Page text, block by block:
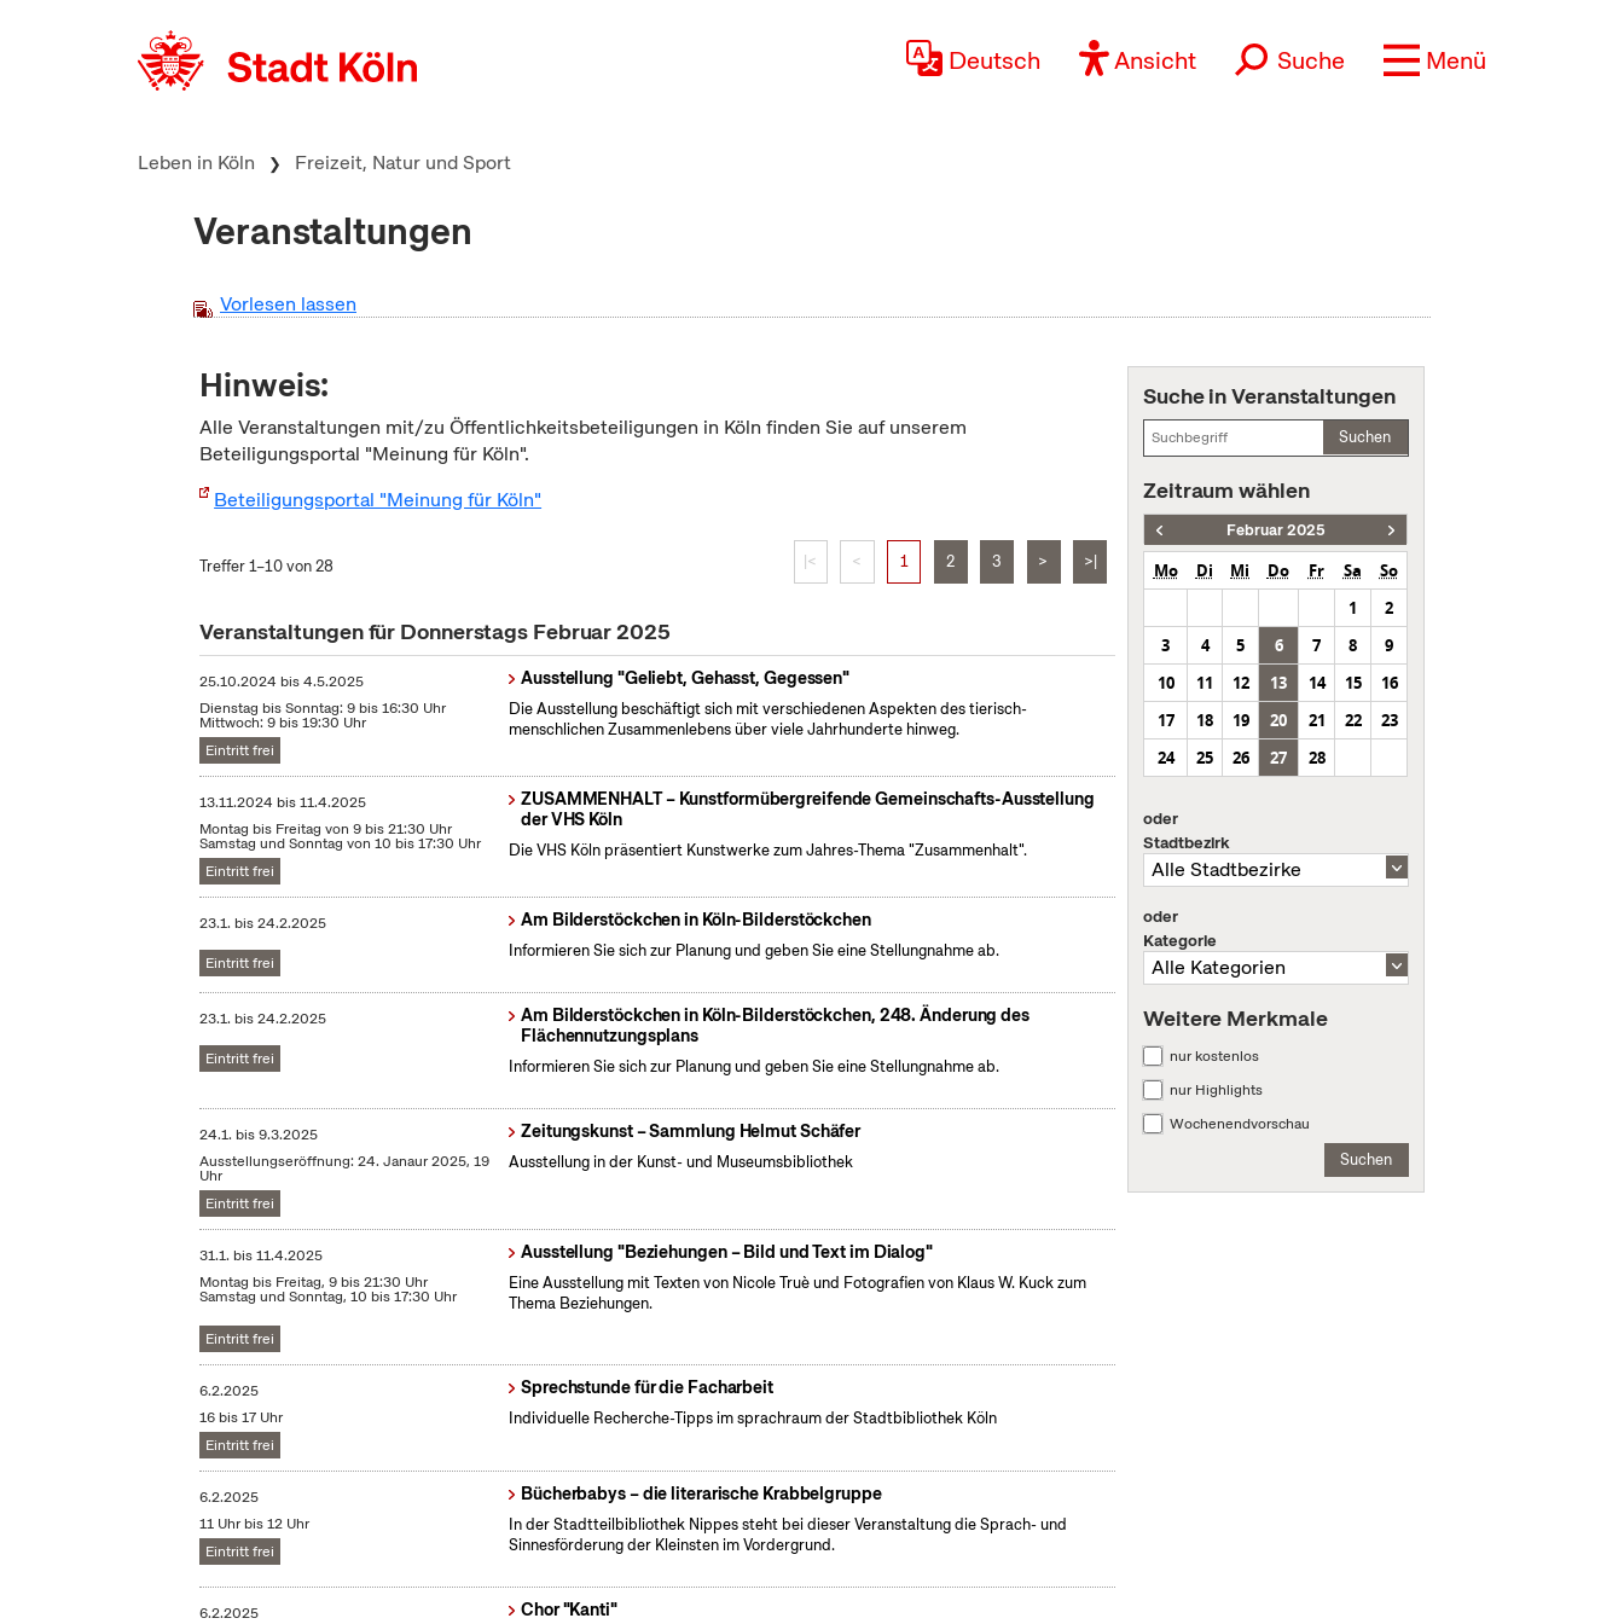
Deutsch Ansicht Suche Menü
Leben in Köln Freizeit, Natur und Sport
Veranstaltungen
Vorlesen lassen
Hinweis:
Alle Veranstaltungen mit/zu Öffentlichkeitsbeteiligungen in Köln finden Sie auf unserem
Beteiligungsportal "Meinung für Köln".
Beteiligungsportal "Meinung für Köln"
Treffer 1–10 von 28 |< < 1 2 3 > >|
Veranstaltungen für Donnerstags Februar 2025
25.10.2024 bis4.5.2025
Dienstag bis Sonntag: 9 bis 16:30 Uhr
Mittwoch: 9 bis 19:30 Uhr
Eintritt frei
Ausstellung "Geliebt, Gehasst, Gegessen"
Die Ausstellung beschäftigt sich mit verschiedenen Aspekten des tierisch-
menschlichen Zusammenlebens über viele Jahrhunderte hinweg.
13.11.2024 bis11.4.2025
Montag bis Freitag von 9 bis 21:30 Uhr
Samstag und Sonntag von 10 bis 17:30 Uhr
Eintritt frei
ZUSAMMENHALT – Kunstformübergreifende Gemeinschafts-Ausstellung
der VHS Köln
Die VHS Köln präsentiert Kunstwerke zum Jahres-Thema "Zusammenhalt".
23.1. bis24.2.2025
Eintritt frei
Am Bilderstöckchen in Köln-Bilderstöckchen
Informieren Sie sich zur Planung und geben Sie eine Stellungnahme ab.
23.1. bis24.2.2025
Eintritt frei
Am Bilderstöckchen in Köln-Bilderstöckchen, 248. Änderung des
Flächennutzungsplans
Informieren Sie sich zur Planung und geben Sie eine Stellungnahme ab.
24.1. bis9.3.2025
Ausstellungseröffnung: 24. Janaur 2025, 19
Uhr
Eintritt frei
Zeitungskunst – Sammlung Helmut Schäfer
Ausstellung in der Kunst- und Museumsbibliothek
31.1. bis11.4.2025
Montag bis Freitag, 9 bis 21:30 Uhr
Samstag und Sonntag, 10 bis 17:30 Uhr
Eintritt frei
Ausstellung "Beziehungen – Bild und Text im Dialog"
Eine Ausstellung mit Texten von Nicole Truè und Fotografien von Klaus W. Kuck zum
Thema Beziehungen.
6.2.2025
16 bis 17 Uhr
Eintritt frei
Sprechstunde für die Facharbeit
Individuelle Recherche-Tipps im sprachraum der Stadtbibliothek Köln
6.2.2025
11 Uhr bis 12 Uhr
Eintritt frei
Bücherbabys – die literarische Krabbelgruppe
In der Stadtteilbibliothek Nippes steht bei dieser Veranstaltung die Sprach- und
Sinnesförderung der Kleinsten im Vordergrund.
6.2.2025 Chor "Kanti"
Suche in Veranstaltungen
Suchen
Zeitraum wählen
Februar 2025
Mo Di Mi Do Fr Sa
So
1
2
3
4 5 6 7 8
9
10
11 12 13 14 15
16
17
18 19 20 21 22
23
24
25 26 27 28
oder
Stadtbezirk
oder
Kategorie
Weitere Merkmale
nur kostenlos
nur Highlights
Wochenendvorschau
Suchen